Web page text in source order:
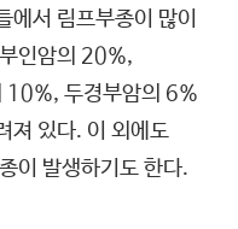
에서 림프부종이 많이
인암의 20%,
10%, 두경부암의 6%
져 있다. 이 외에도
이 발생하기도 한다.